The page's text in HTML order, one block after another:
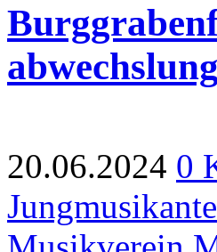
20.06.2024 0